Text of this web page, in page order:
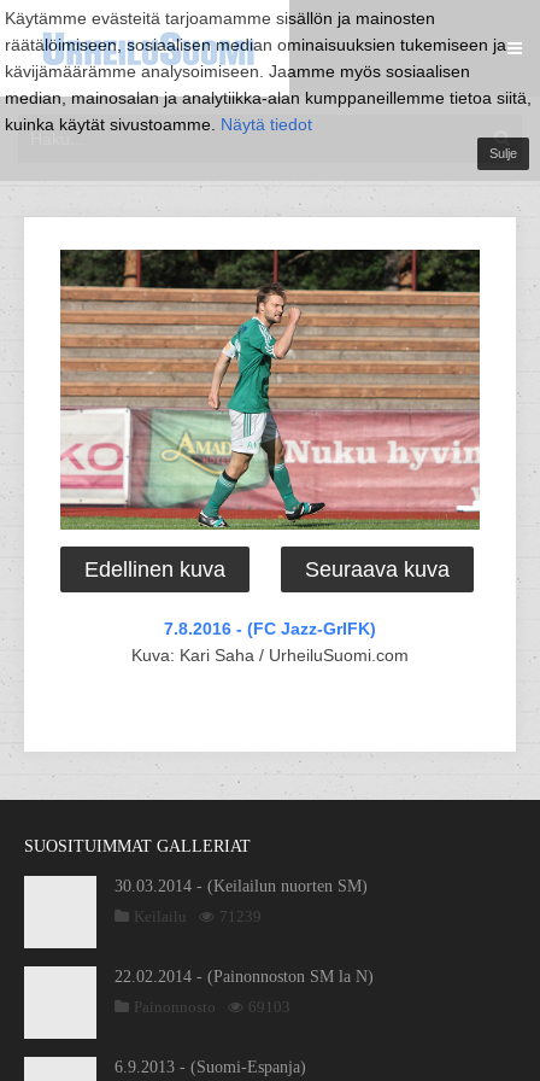
Käytämme evästeitä tarjoamamme sisällön ja mainosten
räätälöimiseen, sosiaalisen median ominaisuuksien tukemiseen ja
kävijämäärämme analysoimiseen. Jaamme myös sosiaalisen
median, mainosalan ja analytiikka-alan kumppaneillemme tietoa siitä,
kuinka käytät sivustoamme. Näytä tiedot
Sulje
Edellinen kuva Seuraava kuva
7.8.2016 - (FC Jazz-GrIFK)
Kuva: Kari Saha / UrheiluSuomi.com
SUOSITUIMMAT GALLERIAT
30.03.2014 - (Keilailun nuorten SM)
Keilailu
71239
22.02.2014 - (Painonnoston SM la N)
Painonnosto
69103
6.9.2013 - (Suomi-Espanja)